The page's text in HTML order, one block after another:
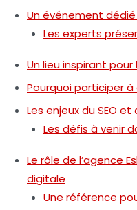
Un événement
Les experts
Un lieu inspirant pour
Pourquoi participer
Les enjeux du SEO et
Les défis à venir
Le rôle de l’agence
digitale
Une référence